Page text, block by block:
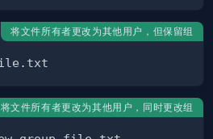
将文件所有者更改为其他用户，但保留组
将文件所有者更改为其他用户，同时更改组